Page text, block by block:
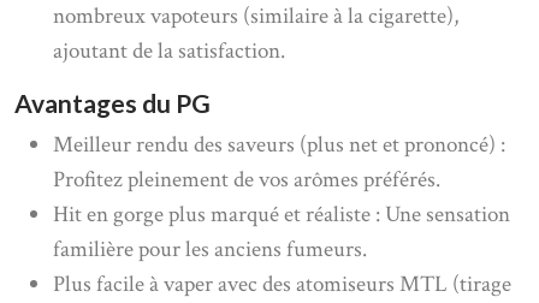
nombreux vapoteurs (similaire à la cigarette),
ajoutant de la satisfaction.
Avantages du PG
Meilleur rendu des saveurs (plus net et prononcé) :
Profitez pleinement de vos arômes préférés.
Hit en gorge plus marqué et réaliste : Une sensation
familière pour les anciens fumeurs.
Plus facile à vaper avec des atomiseurs MTL (tirage